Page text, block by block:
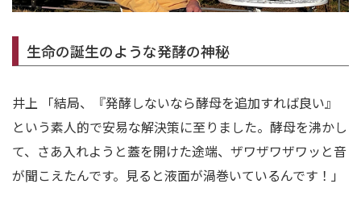
生命の誕生のような発酵の神秘
井上 「結局、『発酵しないなら酵母を追加すれば良い』
という素人的で安易な解決策に至りました。酵母を沸かし
て、さあ入れようと蓋を開けた途端、ザワザワザワッと音
が聞こえたんです。見ると液面が渦巻いているんです！」